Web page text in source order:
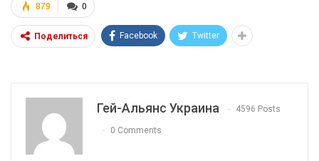
0
879
Поделиться Facebook Twitter
Гей-Альянс Украина 4596 Posts
0 Comments